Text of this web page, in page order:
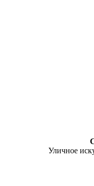
Уличное